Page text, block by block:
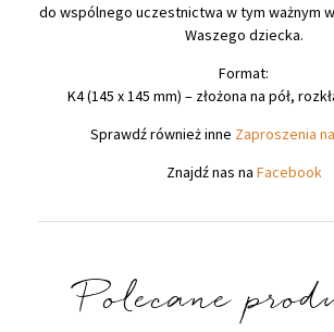
do wspólnego uczestnictwa w tym ważnym
Waszego dziecka.
Format:
K4 (145 x 145 mm) – złożona na pół,
Sprawdź również inne Zaproszenia
Znajdź nas na Facebook
Polecane